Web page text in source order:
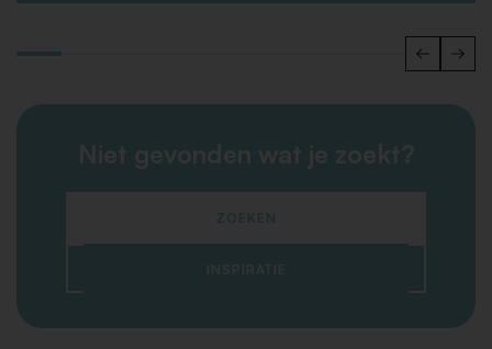
Niet gevonden wat je zoekt?
ZOEKEN
INSPIRATIE